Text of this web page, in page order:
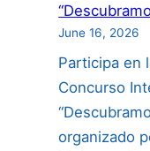
June 16, 2026
Participa en
Concurso
organizado